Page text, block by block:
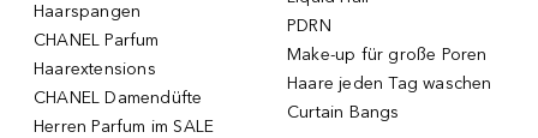
Haarspangen
CHANEL Parfum
Haarextensions
CHANEL Damendüfte
Herren Parfum im SALE
PDRN
Make-up für große Poren
Haare jeden Tag waschen
Curtain Bangs